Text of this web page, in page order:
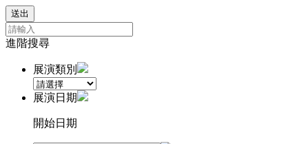
進階搜尋
展演類別
展演日期
開始日期